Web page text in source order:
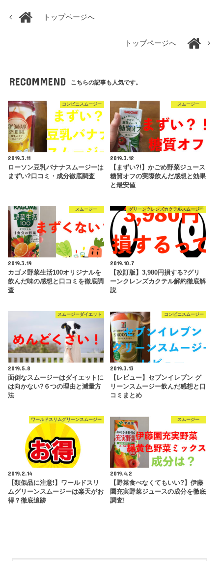
トップページへ
トップページへ
RECOMMEND こちらの記事も人気です。
コンビニスムージー
2019.3.11
ローソン豆乳バナナスムージーは
まずい?口コミ・成分徹底調査
スムージー
2019.3.12
【まずい?!】かごめ野菜ジュース
糖質オフの実際飲んだ感想と効果
と最安値
スムージー
2019.3.19
カゴメ野菜生活100オリジナルを
飲んだ味の感想と口コミを徹底調
査
グリーンクレンズカクテルスムージー
2019.10.7
【改訂版】3,980円損する?グリ
ーンクレンズカクテル解約徹底解
説
スムージーダイエット
2019.5.8
面倒なスムージーはダイエットに
は向かない?６つの理由と減量方
法
コンビニスムージー
2019.3.13
【レビュー】セブンイレブン グ
リーンスムージー飲んだ感想と口
コミまとめ
ワールドスリムグリーンスムージー
2019.2.14
【類似品に注意!】ワールドスリ
ムグリーンスムージーは楽天がお
得？徹底追跡
スムージー
2019.4.2
【野菜食べなくてもいい?】伊藤
園充実野菜ジュースの成分を徹底
調査!